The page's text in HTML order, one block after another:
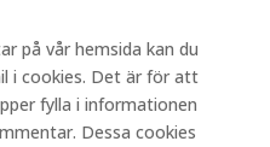
på vår hemsida kan du
i cookies. Det är för att
fylla i informationen
Dessa cookies